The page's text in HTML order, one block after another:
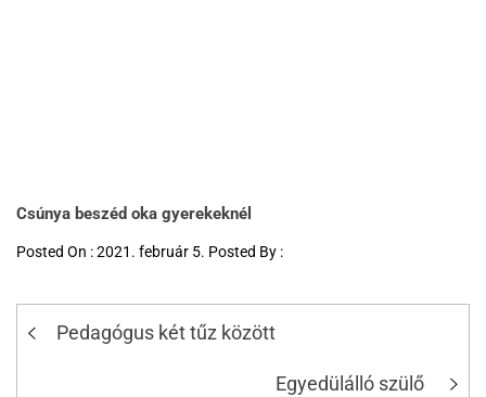
Csúnya beszéd oka gyerekeknél
Posted On : 2021. február 5. Posted By :
Pedagógus két tűz között
Egyedülálló szülő